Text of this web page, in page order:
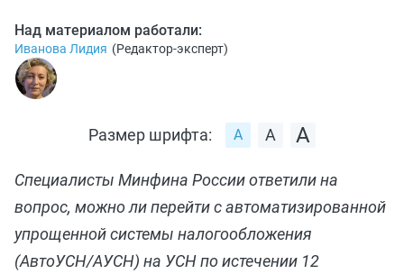
Над материалом работали:
Иванова Лидия (Редактор-эксперт)
Размер шрифта:
Специалисты Минфина России ответили на
вопрос, можно ли перейти с автоматизированной
упрощенной системы налогообложения
(АвтоУСН/АУСН) на УСН по истечении 12